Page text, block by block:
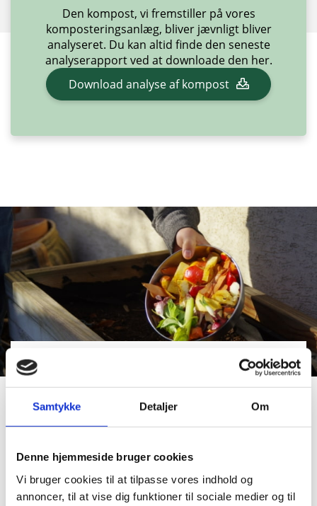
Samtykke Detaljer Om
Denne hjemmeside bruger cookies
Vi bruger cookies til at tilpasse vores indhold og
annoncer, til at vise dig funktioner til sociale medier og til
Den kompost, vi fremstiller på vores
komposteringsanlæg, bliver jævnligt bliver
analyseret. Du kan altid finde den seneste
analyserapport ved at downloade den her.
Download analyse af kompost
Hent komposten selv
Find din genbrugsplads
Du kan hente kompost på genbrugspladserne i
Glansager, Gråsten, Skodsbøl og Vesterlund. I den
bemandede åbningstid hjælper vi gerne med at
læsse din trailer.